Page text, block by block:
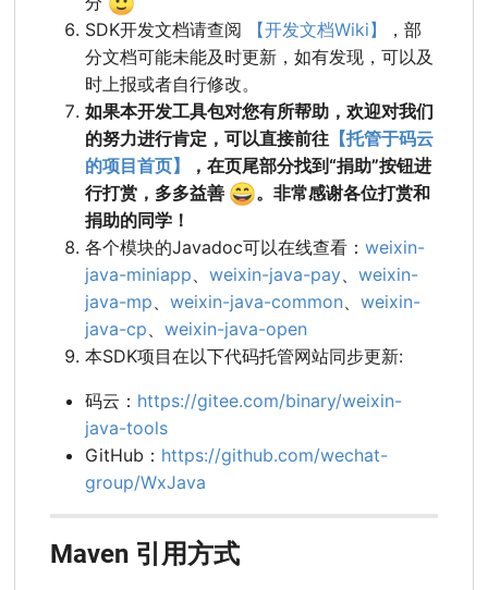
SDK开发文档请查阅 【开发文档Wiki】
，部
分文档可能未能及时更新，如有发现，可以及
时上报或者自行修改。
如果本开发工具包对您有所帮助，欢迎对我们
的努力进行肯定，可以直接前往 【托管于码云
的项目首页】
，在页尾部分找到“捐助”按钮进
行打赏，多多益善 😄。非常感谢各位打赏和
捐助的同学！
各个模块的Javadoc可以在线查看： weixin-
java-miniapp、 weixin-java-pay、 weixin-
java-mp、 weixin-java-common、 weixin-
java-cp、 weixin-java-open
本SDK项目在以下代码托管网站同步更新:
码云： https://gitee.com/binary/weixin-
java-tools
GitHub： https://github.com/wechat-
group/WxJava
Maven 引用方式